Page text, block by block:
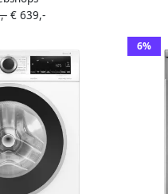
Assist: vermindert
SpeedPerfect: tot
wassen
€ 639,-
6%